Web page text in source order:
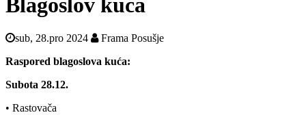
sub, 28.pro 2024
Frama Posušje
Raspored blagoslova kuća:
Subota 28.12.
• Rastovača